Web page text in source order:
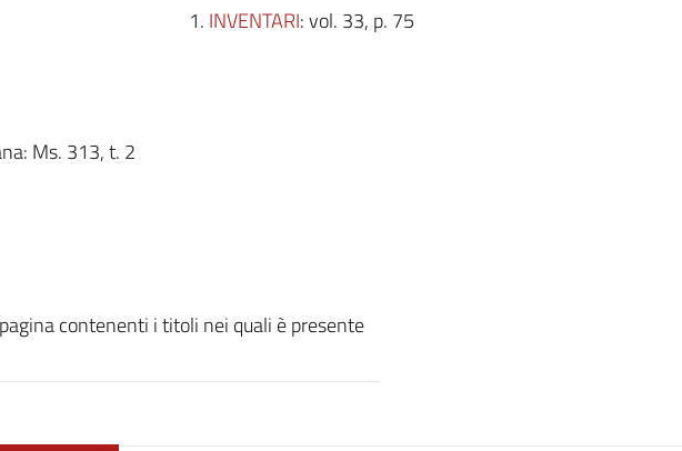
INVENTARI: vol. 33, p. 75
Ms. 313, t. 2
contenenti i titoli nei quali è presente